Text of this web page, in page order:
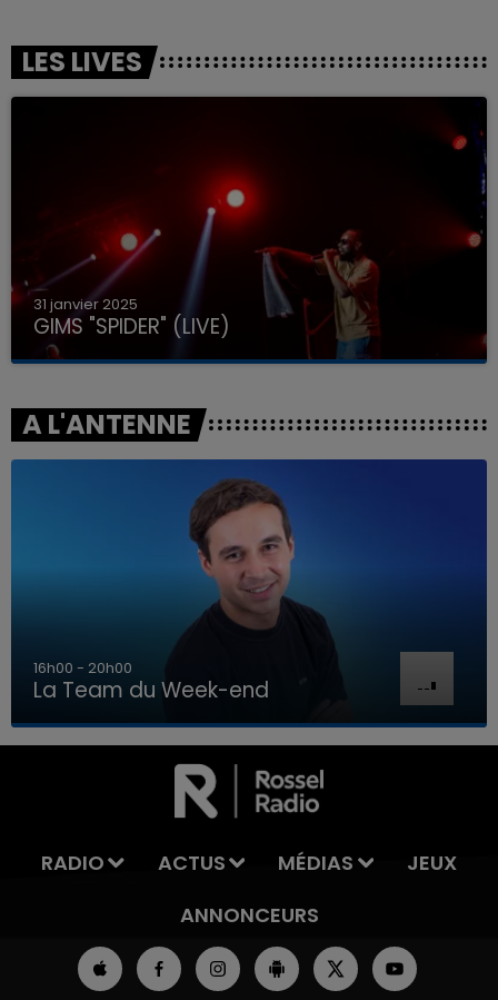
LA TEAM DU WEEK-END
LES LIVES
31 janvier 2025
GIMS "SPIDER" (LIVE)
A L'ANTENNE
16h00 - 20h00
La Team du Week-end
RADIO ACTUS MÉDIAS
JEUX
ANNONCEURS